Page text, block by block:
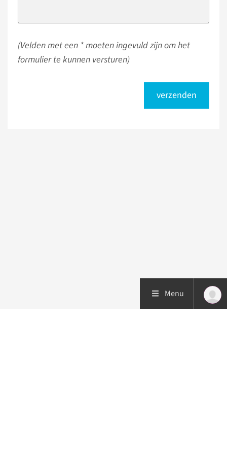
(Velden met een * moeten ingevuld zijn om het
formulier te kunnen versturen)
verzenden
Menu